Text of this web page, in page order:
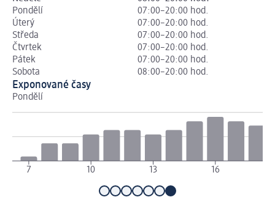
Pondělí
07:00–20:00 hod.
Úterý
07:00–20:00 hod.
Středa
07:00–20:00 hod.
Čtvrtek
07:00–20:00 hod.
Pátek
07:00–20:00 hod.
Sobota
08:00–20:00 hod.
Exponované časy
Pondělí
7 10 13 16